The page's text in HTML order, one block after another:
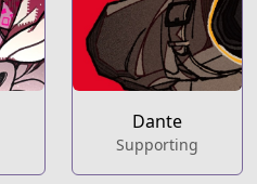
Dante
Supporting